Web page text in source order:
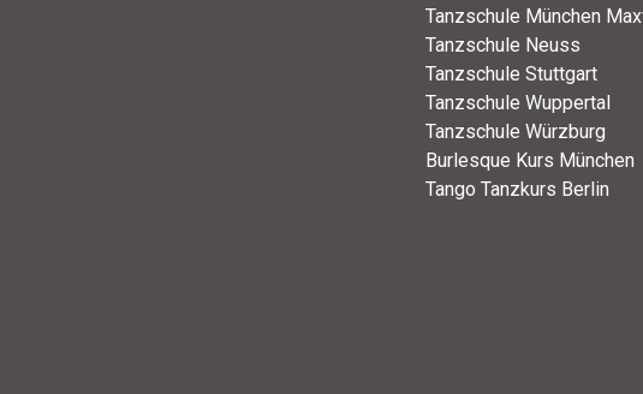
Tanzschule München
Tanzschule Neuss
Tanzschule Stuttgart
Tanzschule Wuppertal
Tanzschule Würzburg
Burlesque Kurs München
Tango Tanzkurs Berlin